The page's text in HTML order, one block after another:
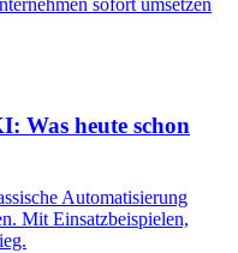
sofort umsetzen
Was heute schon
Automatisierung
Mit Einsatzbeispielen,